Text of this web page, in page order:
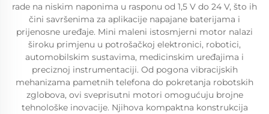
rade na niskim naponima u rasponu od 1,5 V do 24 V, što ih
čini savršenima za aplikacije napajane baterijama i
prijenosne uređaje. Mini maleni istosmjerni motor nalazi
široku primjenu u potrošačkoj elektronici, robotici,
automobilskim sustavima, medicinskim uređajima i
preciznoj instrumentaciji. Od pogona vibracijskih
mehanizama pametnih telefona do pokretanja robotskih
zglobova, ovi sveprisutni motori omogućuju brojne
tehnološke inovacije. Njihova kompaktna konstrukcija